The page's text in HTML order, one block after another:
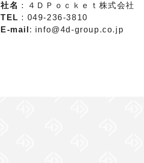
社名 ：４ＤＰｏｃｋｅｔ株式会社
TEL : 049-236-3810
E-mail : info@4d-group.co.jp